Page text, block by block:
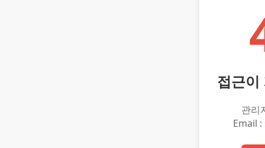
접근이
관리
Email